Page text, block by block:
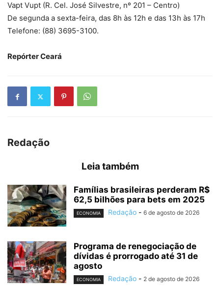
Vapt Vupt (R. Cel. José Silvestre, nº 201 – Centro)
De segunda a sexta-feira, das 8h às 12h e das 13h às 17h
Telefone: (88) 3695-3100.
Repórter Ceará
Redação
Leia também
Famílias brasileiras perderam R$
62,5 bilhões para bets em 2025
ECONOMIA Redação - 6 de agosto de 2026
Programa de renegociação de
dívidas é prorrogado até 31 de
agosto
ECONOMIA Redação - 2 de agosto de 2026